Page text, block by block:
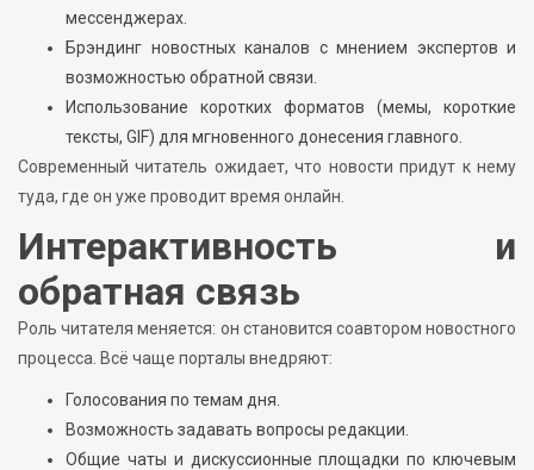
мессенджерах.
Брэндинг новостных каналов с мнением экспертов и
возможностью обратной связи.
Использование коротких форматов (мемы, короткие
тексты, GIF) для мгновенного донесения главного.
Современный читатель ожидает, что новости придут к нему
туда, где он уже проводит время онлайн.
Интерактивность и
обратная связь
Роль читателя меняется: он становится соавтором новостного
процесса. Всё чаще порталы внедряют:
Голосования по темам дня.
Возможность задавать вопросы редакции.
Общие чаты и дискуссионные площадки по ключевым